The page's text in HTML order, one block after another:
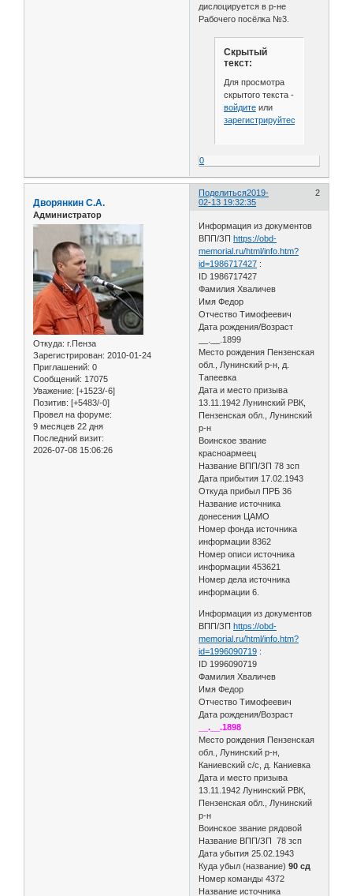
дислоцируется в р-не
Рабочего посёлка №3.
Скрытый
текст:
Для просмотра
скрытого текста -
войдитеили
зарегистрируйтесь
0
Поделиться 2
2019-
02-13 19:32:35
Дворянкин С.А.
Администратор
Откуда: г.Пенза
Зарегистрирован: 2010-01-24
Приглашений: 0
Сообщений: 17075
Уважение: [+1523/-6]
Позитив: [+5483/-0]
Провел на форуме:
9 месяцев 22 дня
Последний визит:
2026-07-08 15:06:26
Информация из документов
ВПП/ЗПhttps://obd-
memorial.ru/html/info.htm?
id=1986717427 :
ID 1986717427
Фамилия Хваличев
Имя Федор
Отчество Тимофеевич
Дата рождения/Возраст
__.__.1899
Место рождения Пензенская
обл., Лунинский р-н, д.
Тапеевка
Дата и место призыва
13.11.1942 Лунинский РВК,
Пензенская обл., Лунинский
р-н
Воинское звание
красноармеец
Название ВПП/ЗП 78 зсп
Дата прибытия 17.02.1943
Откуда прибыл ПРБ 36
Название источника
донесения ЦАМО
Номер фонда источника
информации 8362
Номер описи источника
информации 453621
Номер дела источника
информации 6.
Информация из документов
ВПП/ЗПhttps://obd-
memorial.ru/html/info.htm?
id=1996090719 :
ID 1996090719
Фамилия Хваличев
Имя Федор
Отчество Тимофеевич
Дата рождения/Возраст
__.__.1898
Место рождения Пензенская
обл., Лунинский р-н,
Каниевский с/с, д. Каниевка
Дата и место призыва
13.11.1942 Лунинский РВК,
Пензенская обл., Лунинский
р-н
Воинское звание рядовой
Название ВПП/ЗП 78 зсп
Дата убытия 25.02.1943
Куда убыл (название)90 сд
Номер команды 4372
Название источника